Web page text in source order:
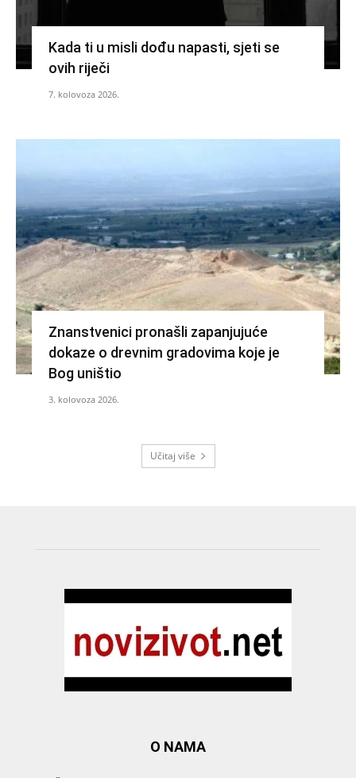
Kada ti u misli dođu napasti, sjeti se
ovih riječi
7. kolovoza 2026.
Znanstvenici pronašli zapanjujuće
dokaze o drevnim gradovima koje je
Bog uništio
3. kolovoza 2026.
Učitaj više
O NAMA